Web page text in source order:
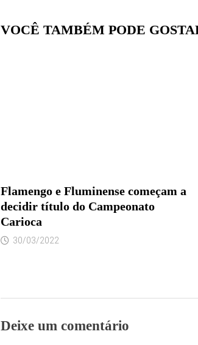
VOCÊ TAMBÉM PODE
Flamengo e Fluminense começam a
decidir título do Campeonato
Carioca
30/03/2022
Deixe um comentário